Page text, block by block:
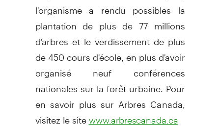
l'organisme a rendu possibles la
plantation de plus de 77 millions
d'arbres et le verdissement de plus
de 450 cours d'école, en plus d'avoir
organisé neuf conférences
nationales sur la forêt urbaine. Pour
en savoir plus sur Arbres Canada,
visitez le site www.arbrescanada.ca